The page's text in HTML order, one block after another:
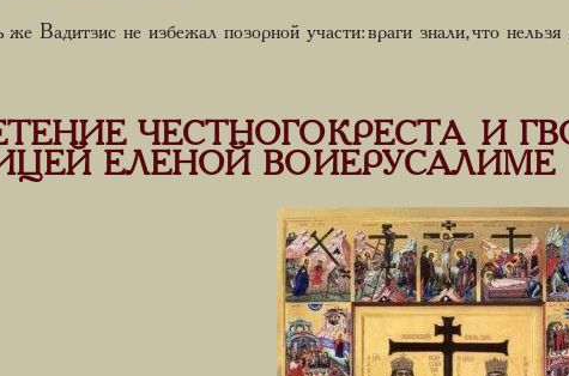
же Вадитзис не избежал позорной участи: враги знали, что
ЧЕСТНОГО КРЕСТА И
ЕЛЕНОЙ ВО ИЕРУСАЛИМЕ